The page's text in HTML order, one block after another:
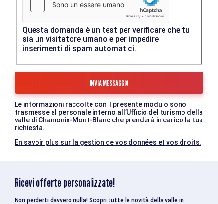
Questa domanda è un test per verificare che tu
sia un visitatore umano e per impedire
inserimenti di spam automatici.
Le informazioni raccolte con il presente modulo sono
trasmesse al personale interno all’Ufficio del turismo della
valle di Chamonix-Mont-Blanc che prenderà in carico la tua
richiesta.
En savoir plus sur la gestion de vos données et vos droits.
Ricevi offerte personalizzate!
Non perderti davvero nulla! Scopri tutte le novità della valle in